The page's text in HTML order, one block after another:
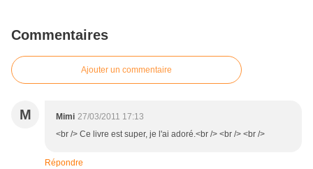
Commentaires
Ajouter un commentaire
M Mimi 27/03/2011 17:13
<br /> Ce livre est super, je l'ai adoré.<br /> <br /> <br />
Répondre